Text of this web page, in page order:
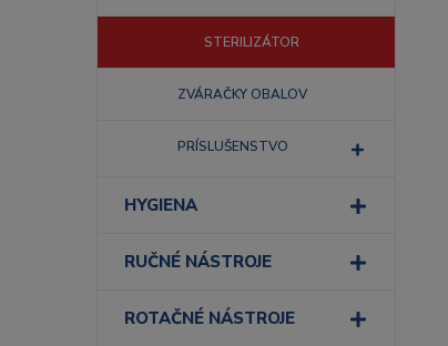
STERILIZÁTOR
ZVÁRAČKY OBALOV
PRÍSLUŠENSTVO
HYGIENA
RUČNÉ NÁSTROJE
ROTAČNÉ NÁSTROJE